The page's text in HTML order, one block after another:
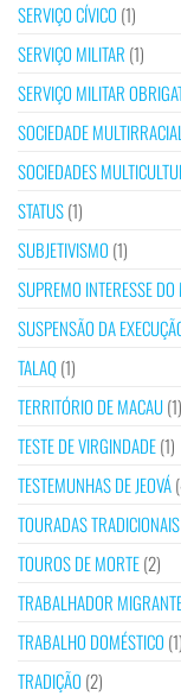
SERVIÇO CÍVICO (1)
SERVIÇO MILITAR (1)
SERVIÇO MILITAR
SOCIEDADE MULTIRRACIAL
SOCIEDADES
STATUS(1)
SUBJETIVISMO (1)
SUPREMO INTERESSE DO
SUSPENSÃO DA
TALAQ(1)
TERRITÓRIO DE MACAU(1)
TESTE DE VIRGINDADE(1)
TESTEMUNHAS DE JEOVÁ
TOURADAS
TOUROS DE MORTE(2)
TRABALHADOR
TRABALHO DOMÉSTICO (1)
TRADIÇÃO (2)